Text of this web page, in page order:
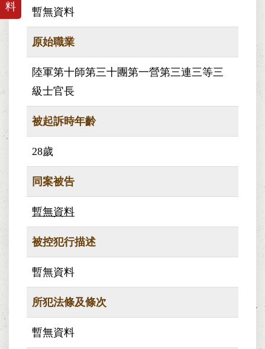
料
暫無資料
原始職業
陸軍第十師第三十團第一營第三連三等三
級士官長
被起訴時年齡
28歲
同案被告
暫無資料
被控犯行描述
暫無資料
所犯法條及條次
暫無資料